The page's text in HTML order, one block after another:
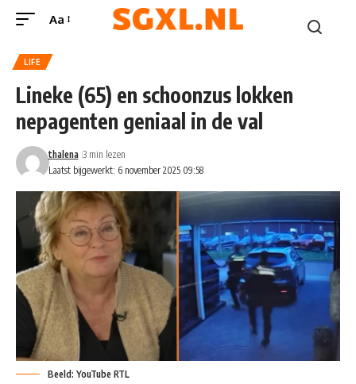
Aa
LIFE
Lineke (65) en schoonzus lokken
nepagenten geniaal in de val
Laatst bijgewerkt: 6 november 2025 09:58
thalena 3 min lezen
Beeld: YouTube RTL